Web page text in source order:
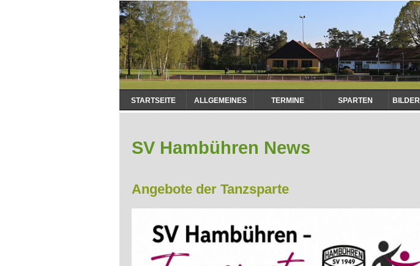
Navigation
überspringen
STARTSEITE ALLGEMEINES TERMINE SPARTEN
SV Hambühren News
Angebote der Tanzsparte